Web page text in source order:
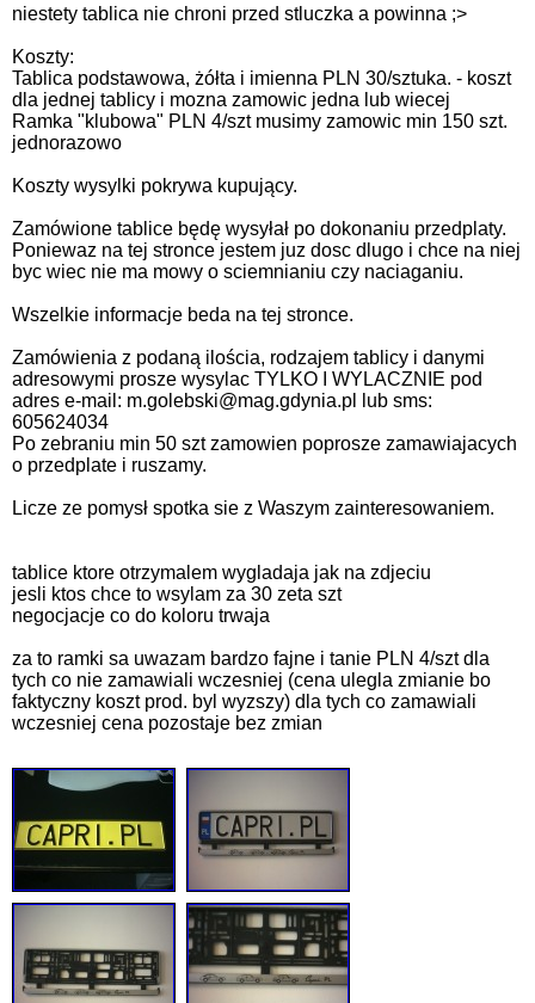
niestety tablica nie chroni przed stluczka a powinna ;>
Koszty:
Tablica podstawowa, żółta i imienna PLN 30/sztuka. - koszt
dla jednej tablicy i mozna zamowic jedna lub wiecej
Ramka "klubowa" PLN 4/szt musimy zamowic min 150 szt.
jednorazowo
Koszty wysylki pokrywa kupujący.
Zamówione tablice będę wysyłał po dokonaniu przedplaty.
Poniewaz na tej stronce jestem juz dosc dlugo i chce na niej
byc wiec nie ma mowy o sciemnianiu czy naciaganiu.
Wszelkie informacje beda na tej stronce.
Zamówienia z podaną ilościa, rodzajem tablicy i danymi
adresowymi prosze wysylac TYLKO I WYLACZNIE pod
adres e-mail: m.golebski@mag.gdynia.pl lub sms:
605624034
Po zebraniu min 50 szt zamowien poprosze zamawiajacych
o przedplate i ruszamy.
Licze ze pomysł spotka sie z Waszym zainteresowaniem.
tablice ktore otrzymalem wygladaja jak na zdjeciu
jesli ktos chce to wsylam za 30 zeta szt
negocjacje co do koloru trwaja
za to ramki sa uwazam bardzo fajne i tanie PLN 4/szt dla
tych co nie zamawiali wczesniej (cena ulegla zmianie bo
faktyczny koszt prod. byl wyzszy) dla tych co zamawiali
wczesniej cena pozostaje bez zmian